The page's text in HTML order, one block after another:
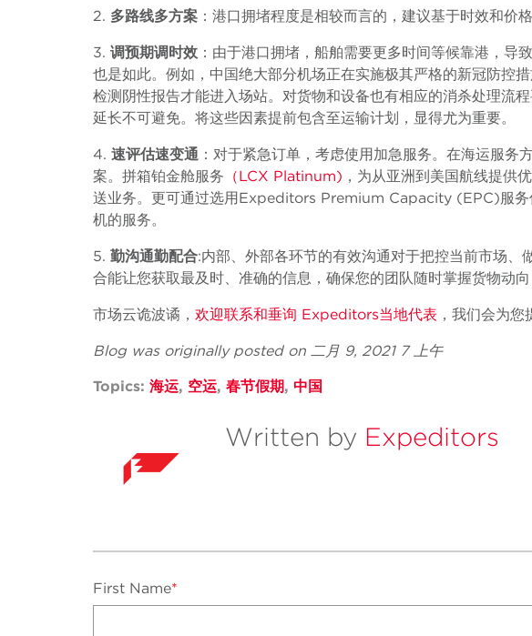
2. 多路线多方案 ：港口拥堵程度是相较而言的，建议基于时效和价
3. 调预期调时效 ：由于港口拥堵，船舶需要更多时间等候靠港，导致
也是如此。例如，中国绝大部分机场正在实施极其严格的新冠防控
检测阴性报告才能进入场站。对货物和设备也有相应的消杀处理流
延长不可避免。将这些因素提前包含至运输计划 ，显得尤为重要。
4. 速评估速变通 ：对于紧急订单，考虑使用加急服务。在海运服务方
案。拼箱铂金舱服务 （LCX Platinum) ，为从亚洲到美国航线提供
送业务。更可通过选用Expeditors Premium Capacity (EPC)服
机的服务。
5. 勤沟通勤配合:内部、外部各环节的有效沟通对于把控当前市场
合能让您获取最及时、准确的信息，确保您的团队随时掌握货物动向
市场云诡波谲， 欢迎联系和垂询 Expeditors当地代表 ，我们会为您
Blog was originally posted on 二月 9, 2021 7 上午
Topics: 海运, 空运, 春节假期, 中国
Written by Expeditors
First Name*